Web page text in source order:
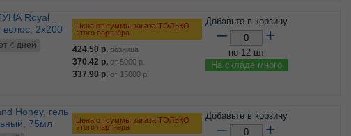
2х200
4 дней
Цена от суммы заказа ТОЛЬКО
этого партнёра
424.50 р. розница
370.42 р. от 5000 р.
337.98 р. от 15000 р.
Добавьте в корзину
– +
по 12 шт
На складе много
75мл
Цена от суммы заказа ТОЛЬКО
этого партнёра
Добавьте в корзину
– +